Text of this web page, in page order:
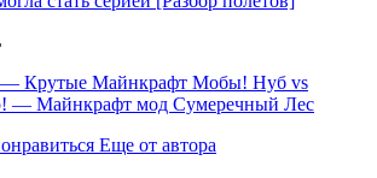
— Крутые Майнкрафт Мобы! Нуб vs
— Майнкрафт мод Сумеречный Лес
Еще от автора